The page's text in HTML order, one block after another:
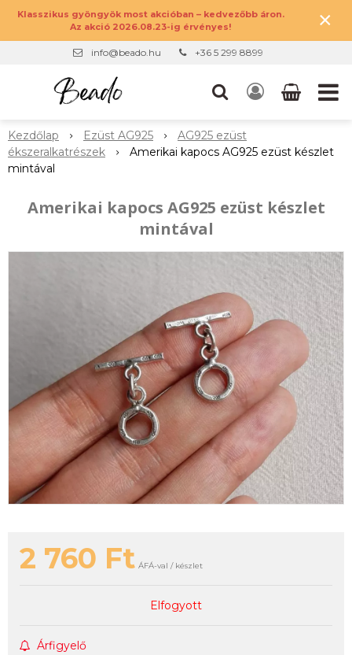
Klasszikus gyöngyök most akcióban – kedvezőbb áron.
Az akció 2026.08.23-ig érvényes!
×
info@beado.hu +36 5 299 8899
Kezdőlap Ezüst AG925
AG925 ezüst
ékszeralkatrészek
Amerikai kapocs AG925 ezüst készlet
mintával
Amerikai kapocs AG925 ezüst készlet
mintával
2 760 Ft ÁFÁ-val / készlet
Elfogyott
Árfigyelő